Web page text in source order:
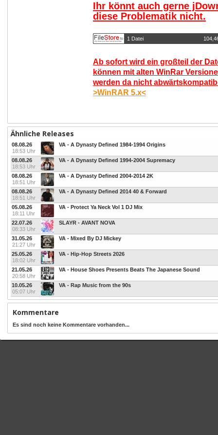
Ihr könnt auch gerne
diese Problematik nicht.
1 Datei
Ab sofort wird ein großteil der
können mit alten WinRar
werden da nicht
>WinRAR 5.x<
Ähnliche Releases
08.08.26
18:53 Uhr
VA - A Dynasty Defined 1984-1994 Origins
08.08.26
18:53 Uhr
VA - A Dynasty Defined 1994-2004 Supremacy
08.08.26
18:51 Uhr
VA - A Dynasty Defined 2004-2014 2K
08.08.26
18:51 Uhr
VA - A Dynasty Defined 2014 40 & Forward
05.08.26
18:11 Uhr
VA - Protect Ya Neck Vol 1 DJ Mix
22.07.26
08:33 Uhr
SLAYR - AVANT NOVA
31.05.26
21:27 Uhr
VA - Mixed By DJ Mickey
25.05.26
18:02 Uhr
VA - Hip-Hop Streets 2026
21.05.26
20:58 Uhr
VA - House Shoes Presents Beats The Japanese Sound
10.05.26
05:07 Uhr
VA - Rap Music from the 90s
Kommentare
Es sind noch keine Kommentare vorhanden...